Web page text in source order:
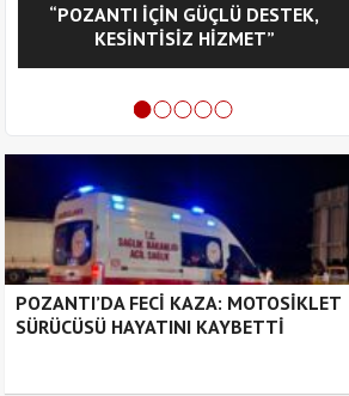
“POZANTI İÇİN GÜÇLÜ DESTEK,
KESİNTİSİZ HİZMET”
POZANTI’DA FECİ KAZA: MOTOSİKLET
SÜRÜCÜSÜ HAYATINI KAYBETTİ